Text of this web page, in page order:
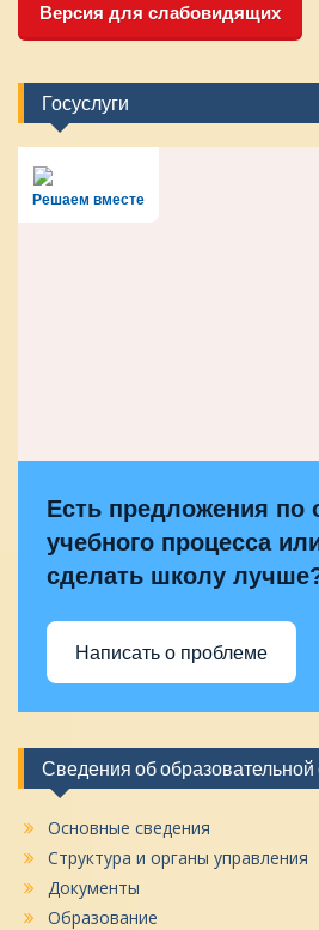
Версия для слабовидящих
Госуслуги
Решаем вместе
Есть предложения по
учебного процесса
сделать школу
Написать о проблеме
Сведения об образовательной
Основные сведения
Структура и органы управления
Документы
Образование